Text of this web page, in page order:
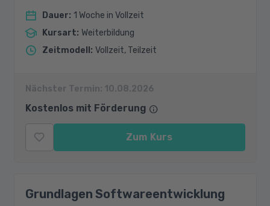
Dauer: 1 Woche in Vollzeit
Kursart: Weiterbildung
Zeitmodell : Vollzeit, Teilzeit
Nächster Termin: 10.08.2026
Kostenlos mit Förderung
Zum Kurs
Grundlagen Softwareentwicklung